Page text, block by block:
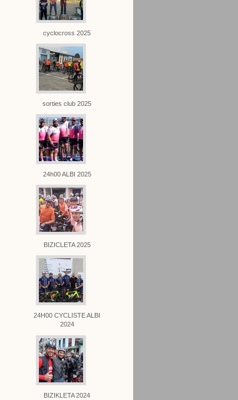
cyclocross 2025
sorties club 2025
24h00 ALBI 2025
BIZICLETA 2025
24H00 CYCLISTE ALBI
2024
BIZIKLETA 2024